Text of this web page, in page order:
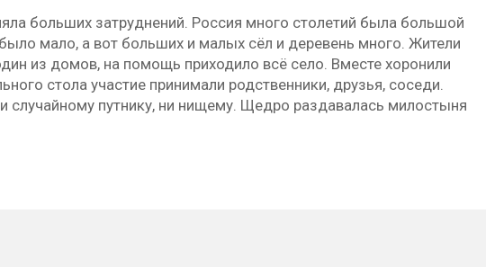
больших затруднений. Россия много столетий была большой
мало, а вот больших и малых сёл и деревень много. Жители
из домов, на помощь приходило всё село. Вместе хоронили
стола участие принимали родственники, друзья, соседи.
случайному путнику, ни нищему. Щедро раздавалась милостыня